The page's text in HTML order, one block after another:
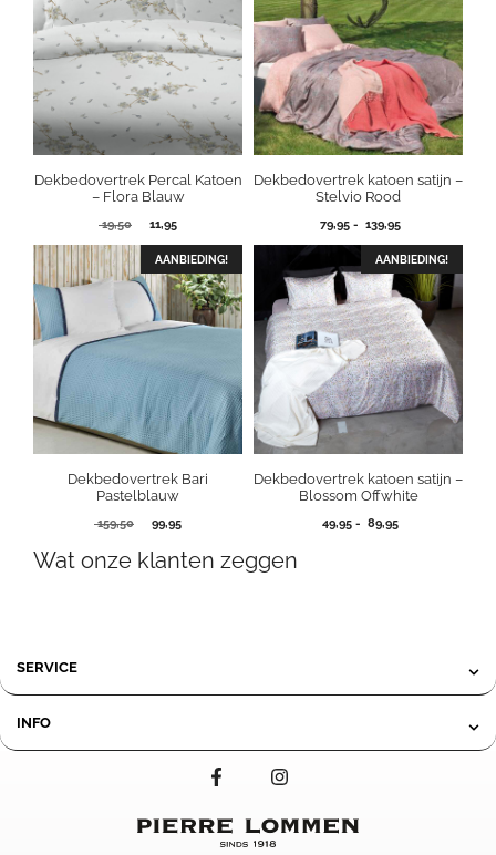
Dekbedovertrek Percal Katoen
– Flora Blauw
19,50
Oorspronkelijke
was:
19,50.
11,95Huidige
is:
11,95.
Dekbedovertrek katoen satijn –
Stelvio Rood
79,95 - 139,95Prijsklasse:
tot
139,95
AANBIEDING!
Dekbedovertrek Bari
Pastelblauw
159,50
Oorspronkelijke
was:
99,95Huidige
is:
AANBIEDING!
Dekbedovertrek katoen satijn –
Blossom Offwhite
49,95 - 89,95Prijsklasse:
Wat onze klanten zeggen
SERVICE
INFO